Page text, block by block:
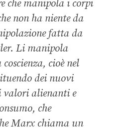
che manipola i corpi
non ha niente da
fatta da
Li manipola
cioè nel
dei nuovi
valori alienanti e
che
Marx chiama un